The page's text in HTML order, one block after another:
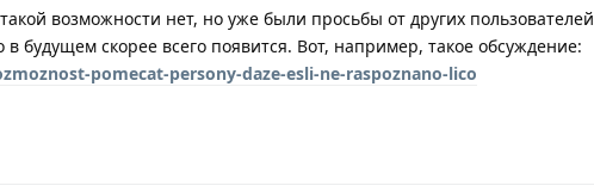
возможности нет, но уже были просьбы от других пользователей
в будущем скорее всего появится. Вот, например, такое обсуждение:
pomecat-persony-daze-esli-ne-raspoznano-lico